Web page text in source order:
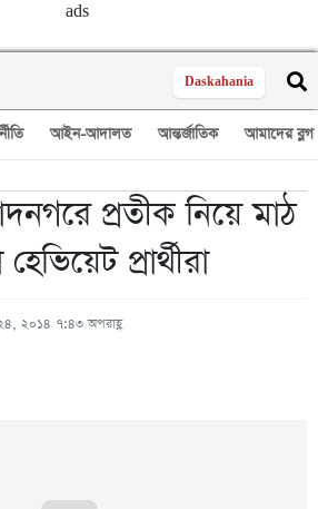
Daskahania
আইন-আদালত আন্তর্জাতিক আমাদের ব্লগ
প্রতীক নিয়ে মাঠ
প্রার্থীরা
২৪, ২০১৪ ৭:৪৩ অপরাহ্ণ